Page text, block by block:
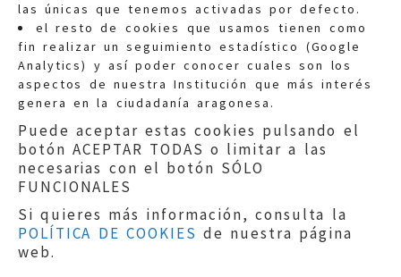
las únicas que tenemos activadas por defecto.
el resto de cookies que usamos tienen como
fin realizar un seguimiento estadístico (Google
Analytics) y así poder conocer cuales son los
aspectos de nuestra Institución que más interés
genera en la ciudadanía aragonesa.
Puede aceptar estas cookies pulsando el
botón ACEPTAR TODAS o limitar a las
necesarias con el botón SÓLO
FUNCIONALES
Si quieres más información, consulta la
POLÍTICA DE COOKIES de nuestra página
web.
Quejas:quejas@eljusticiadearagon.es
Información general:
informacion@eljusticiadearagon.es
Teléfonos:900 210 210/
Aviso legal|Política de privacidad|
Protección de Datos